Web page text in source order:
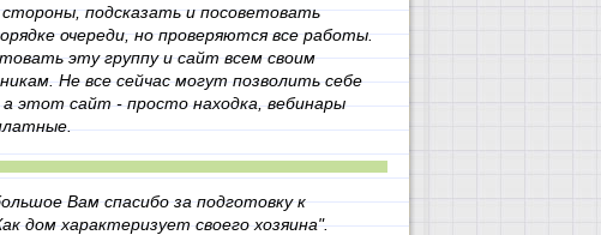
подсказать и посоветовать
очереди, но проверяются все работы.
эту группу и сайт всем своим
Не все сейчас могут позволить себе
этот сайт - просто находка, вебинары
Вам спасибо за подготовку к
дом характеризует своего хозяина".